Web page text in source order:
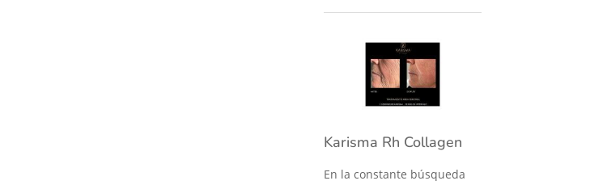
Karisma Rh Collagen
En la constante búsqueda